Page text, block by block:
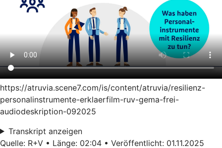
https://atruvia.scene7.com/is/content/atruvia/resilienz-
personalinstrumente-erklaerfilm-ruv-gema-frei-
audiodeskription-092025
Transkript anzeigen
Quelle: R+V • Länge: 02:04 • Veröffentlicht: 01.11.2025